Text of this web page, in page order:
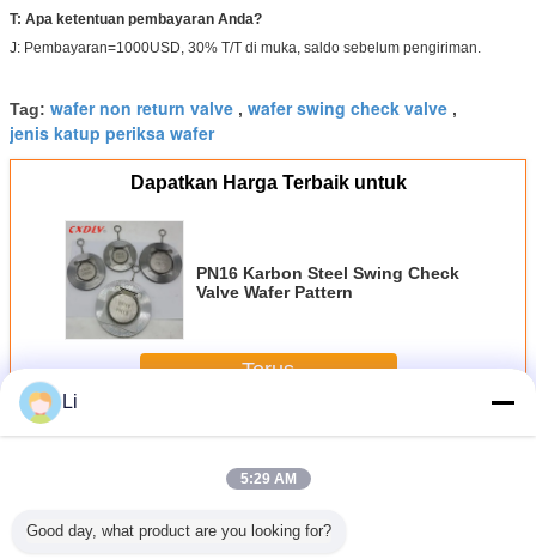
T: Apa ketentuan pembayaran Anda?
J: Pembayaran=1000USD, 30% T/T di muka, saldo sebelum pengiriman.
Tag: wafer non return valve , wafer swing check valve ,
jenis katup periksa wafer
Dapatkan Harga Terbaik untuk
PN16 Karbon Steel Swing Check
Valve Wafer Pattern
Terus
LebihKatup Periksa Wafer
Li
5:29 AM
Good day, what product are you looking for?